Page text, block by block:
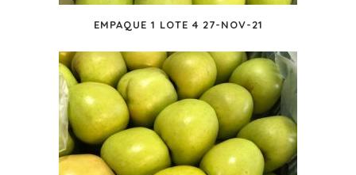
EMPAQUE 1 LOTE 4 27-NOV-21